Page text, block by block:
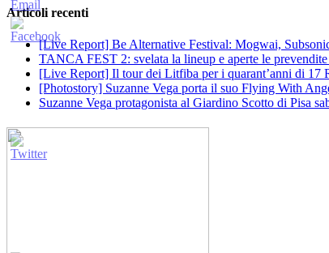
Articoli recenti
[Live Report] Be Alternative Festival: Mogwai,
TANCA FEST 2: svelata la lineup e aperte le
[Live Report] Il tour dei Litfiba per i quarant’anni di 17
[Photostory] Suzanne Vega porta il suo Flying With
Suzanne Vega protagonista al Giardino Scotto di Pisa